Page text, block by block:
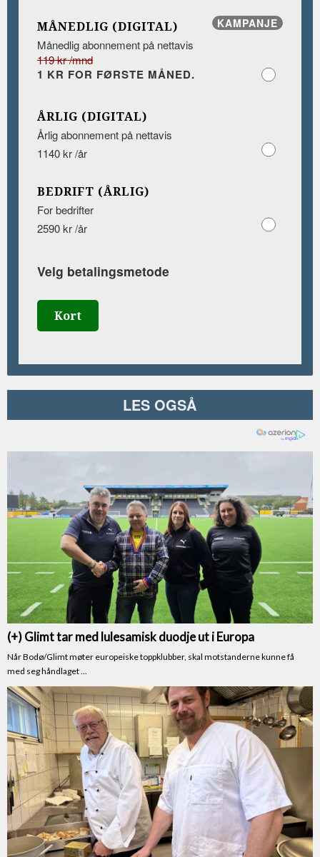
KAMPANJE
MÅNEDLIG (DIGITAL)
Månedlig abonnement på nettavis
119 kr /mnd
1 KR FOR FØRSTE MÅNED.
ÅRLIG (DIGITAL)
Årlig abonnement på nettavis
1140 kr /år
BEDRIFT (ÅRLIG)
For bedrifter
2590 kr /år
Velg betalingsmetode
Kort
LES OGSÅ